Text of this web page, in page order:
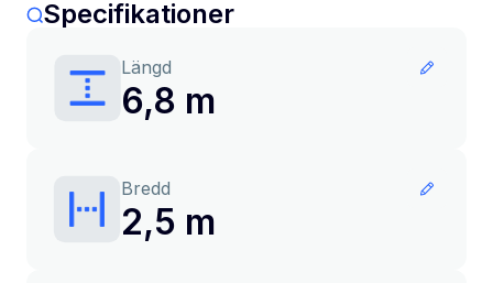
Specifikationer
Längd
6,8 m
Bredd
2,5 m